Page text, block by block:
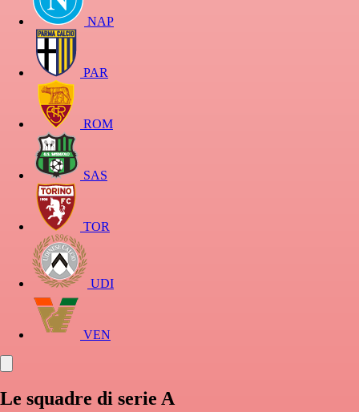
NAP
PAR
ROM
SAS
TOR
UDI
VEN
Le squadre di serie A